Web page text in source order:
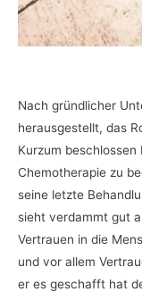
Nach gründlicher
herausgestellt, das
Kurzum
Chemotherapie zu
seine letzte
sieht verdammt gut
Vertrauen in die
und vor allem
er es geschafft hat